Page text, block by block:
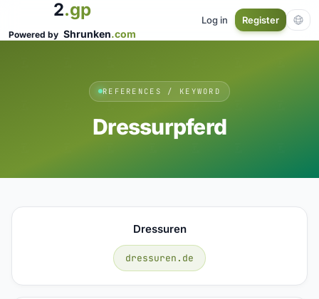
2.gp
Powered by Shrunken.com
Log in Register
REFERENCES / KEYWORD
Dressurpferd
Dressuren
dressuren.de